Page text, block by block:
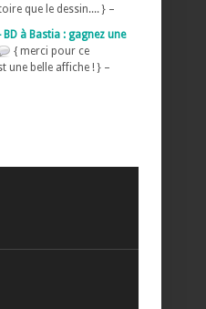
que le dessin.... } –
BD à Bastia : gagnez une
{ merci pour ce
une belle affiche ! } –